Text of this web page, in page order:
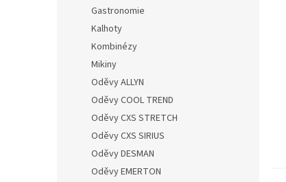
Gastronomie
Kalhoty
Kombinézy
Mikiny
Oděvy ALLYN
Oděvy COOL TREND
Oděvy CXS STRETCH
Oděvy CXS SIRIUS
Oděvy DESMAN
Oděvy EMERTON